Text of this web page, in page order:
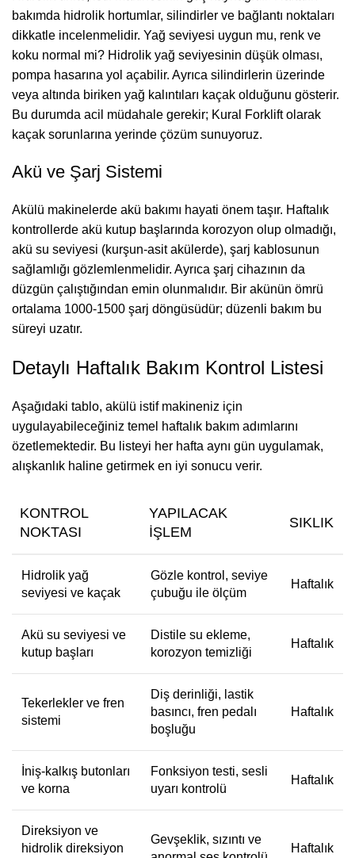
bakımda hidrolik hortumlar, silindirler ve bağlantı noktaları
dikkatle incelenmelidir. Yağ seviyesi uygun mu, renk ve
koku normal mi? Hidrolik yağ seviyesinin düşük olması,
pompa hasarına yol açabilir. Ayrıca silindirlerin üzerinde
veya altında biriken yağ kalıntıları kaçak olduğunu gösterir.
Bu durumda acil müdahale gerekir; Kural Forklift olarak
kaçak sorunlarına yerinde çözüm sunuyoruz.
Akü ve Şarj Sistemi
Akülü makinelerde akü bakımı hayati önem taşır. Haftalık
kontrollerde akü kutup başlarında korozyon olup olmadığı,
akü su seviyesi (kurşun-asit akülerde), şarj kablosunun
sağlamlığı gözlemlenmelidir. Ayrıca şarj cihazının da
düzgün çalıştığından emin olunmalıdır. Bir akünün ömrü
ortalama 1000-1500 şarj döngüsüdür; düzenli bakım bu
süreyi uzatır.
Detaylı Haftalık Bakım Kontrol Listesi
Aşağıdaki tablo, akülü istif makineniz için
uygulayabileceğiniz temel haftalık bakım adımlarını
özetlemektedir. Bu listeyi her hafta aynı gün uygulamak,
alışkanlık haline getirmek en iyi sonucu verir.
KONTROL
NOKTASI
YAPILACAK
İŞLEM
SIKLIK
Hidrolik yağ
seviyesi ve kaçak
Gözle kontrol, seviye
çubuğu ile ölçüm
Haftalık
Akü su seviyesi ve
kutup başları
Distile su ekleme,
korozyon temizliği
Haftalık
Tekerlekler ve fren
sistemi
Diş derinliği, lastik
basıncı, fren pedalı
boşluğu
Haftalık
İniş-kalkış butonları
ve korna
Fonksiyon testi, sesli
uyarı kontrolü
Haftalık
Direksiyon ve
hidrolik direksiyon
Gevşeklik, sızıntı ve
Haftalık